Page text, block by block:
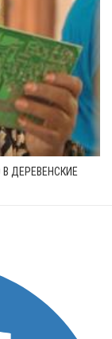
ДЕРЕВЕНСКИЕ